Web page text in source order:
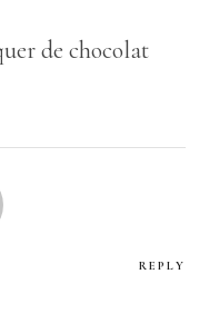
de chocolat
REPLY